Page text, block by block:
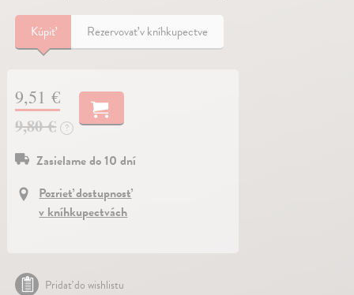
Kúpiť Rezervovať v kníhkupectve
9,51 €
9,80 €
?
Zasielame do 10 dní
Pozrieť dostupnosť
v kníhkupectvách
Pridať do wishlistu